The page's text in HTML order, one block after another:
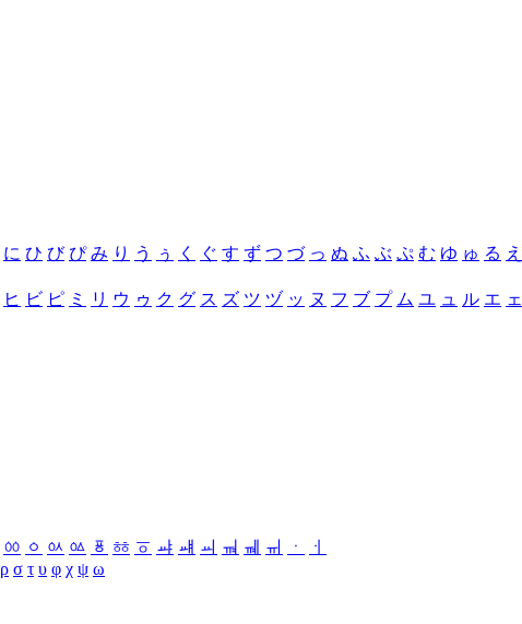
に ひ び ぴ み り う ぅ く ぐ す ず つ づ っ ぬ ふ ぶ ぷ む ゆ ゅ る え
ヒ ビ ピ ミ リ ウ ゥ ク グ ス ズ ツ ヅ ッ ヌ フ ブ プ ム ユ ュ ル エ ェ
ㆀ ㆁ ㆂ ㆃ ㆄ ㆅ ㆆ ㆇ ㆈ ㆉ ㆊ ㆋ ㆌ ㆍ
ㆎ
ρ σ τ υ φ χ ψ ω